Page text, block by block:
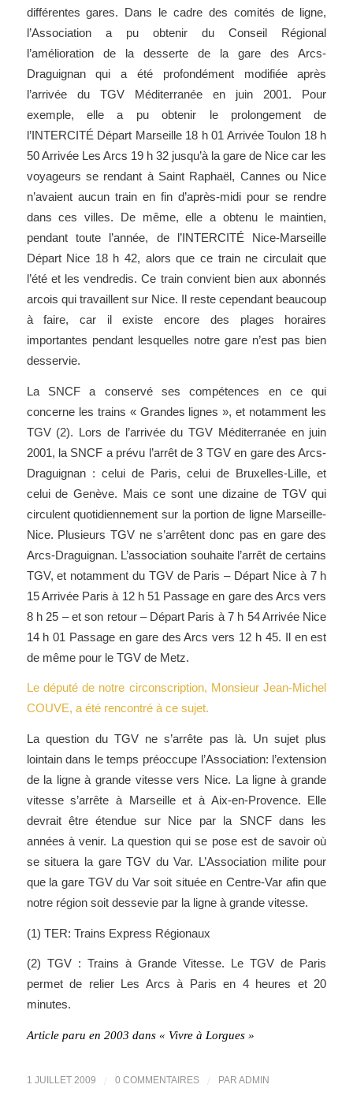
différentes gares. Dans le cadre des comités de ligne,
l’Association a pu obtenir du Conseil Régional
l’amélioration de la desserte de la gare des Arcs-
Draguignan qui a été profondément modifiée après
l’arrivée du TGV Méditerranée en juin 2001. Pour
exemple, elle a pu obtenir le prolongement de
l’INTERCITÉ Départ Marseille 18 h 01 Arrivée Toulon 18 h
50 Arrivée Les Arcs 19 h 32 jusqu’à la gare de Nice car les
voyageurs se rendant à Saint Raphaël, Cannes ou Nice
n’avaient aucun train en fin d’après-midi pour se rendre
dans ces villes. De même, elle a obtenu le maintien,
pendant toute l’année, de l’INTERCITÉ Nice-Marseille
Départ Nice 18 h 42, alors que ce train ne circulait que
l’été et les vendredis. Ce train convient bien aux abonnés
arcois qui travaillent sur Nice. Il reste cependant beaucoup
à faire, car il existe encore des plages horaires
importantes pendant lesquelles notre gare n’est pas bien
desservie.
La SNCF a conservé ses compétences en ce qui
concerne les trains « Grandes lignes », et notamment les
TGV (2). Lors de l’arrivée du TGV Méditerranée en juin
2001, la SNCF a prévu l’arrêt de 3 TGV en gare des Arcs-
Draguignan : celui de Paris, celui de Bruxelles-Lille, et
celui de Genève. Mais ce sont une dizaine de TGV qui
circulent quotidiennement sur la portion de ligne Marseille-
Nice. Plusieurs TGV ne s’arrêtent donc pas en gare des
Arcs-Draguignan. L’association souhaite l’arrêt de certains
TGV, et notamment du TGV de Paris – Départ Nice à 7 h
15 Arrivée Paris à 12 h 51 Passage en gare des Arcs vers
8 h 25 – et son retour – Départ Paris à 7 h 54 Arrivée Nice
14 h 01 Passage en gare des Arcs vers 12 h 45. Il en est
de même pour le TGV de Metz.
Le député de notre circonscription, Monsieur Jean-Michel
COUVE, a été rencontré à ce sujet.
La question du TGV ne s’arrête pas là. Un sujet plus
lointain dans le temps préoccupe l’Association: l’extension
de la ligne à grande vitesse vers Nice. La ligne à grande
vitesse s’arrête à Marseille et à Aix-en-Provence. Elle
devrait être étendue sur Nice par la SNCF dans les
années à venir. La question qui se pose est de savoir où
se situera la gare TGV du Var. L’Association milite pour
que la gare TGV du Var soit située en Centre-Var afin que
notre région soit dessevie par la ligne à grande vitesse.
(1) TER: Trains Express Régionaux
(2) TGV : Trains à Grande Vitesse. Le TGV de Paris
permet de relier Les Arcs à Paris en 4 heures et 20
minutes.
Article paru en 2003 dans « Vivre à Lorgues »
1 JUILLET 2009 0 COMMENTAIRES PAR ADMIN